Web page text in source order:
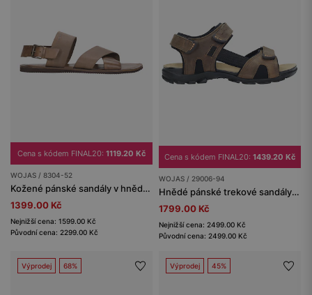
Cena s kódem FINAL20: 1119.20 Kč
WOJAS / 8304-52
Kožené pánské sandály v hnědé barvě
1399.00 Kč
Nejnižší cena: 1599.00 Kč
Původní cena: 2299.00 Kč
Cena s kódem FINAL20: 1439.20 Kč
WOJAS / 29006-94
Hnědé pánské trekové sandály z kvalitního materiálu
1799.00 Kč
Nejnižší cena: 2499.00 Kč
Původní cena: 2499.00 Kč
Výprodej 68% Výprodej 45%